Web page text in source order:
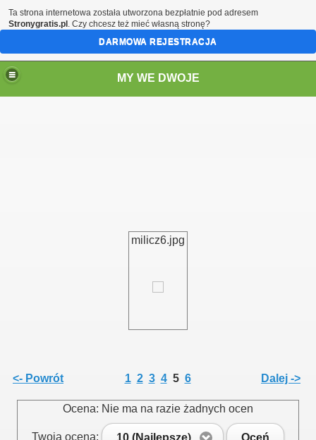
MY WE DWOJE
milicz6.jpg
<- Powrót 1 2 3 4 5 6 Dalej ->
Ocena: Nie ma na razie żadnych ocen
Twoja ocena: 10 (Najlepsze) Oceń
Ta strona internetowa została utworzona bezpłatnie pod adresem
Stronygratis.pl . Czy chcesz też mieć własną stronę?
DARMOWA REJESTRACJA